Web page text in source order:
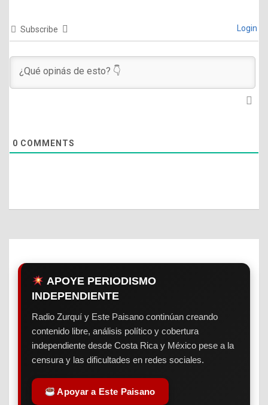
Subscribe Login
0 COMMENTS
APOYE PERIODISMO
INDEPENDIENTE
Radio Zurquí y Este Paisano continúan creando
contenido libre, análisis político y cobertura
independiente desde Costa Rica y México pese a la
censura y las dificultades en redes sociales.
Apoyar a Este Paisano